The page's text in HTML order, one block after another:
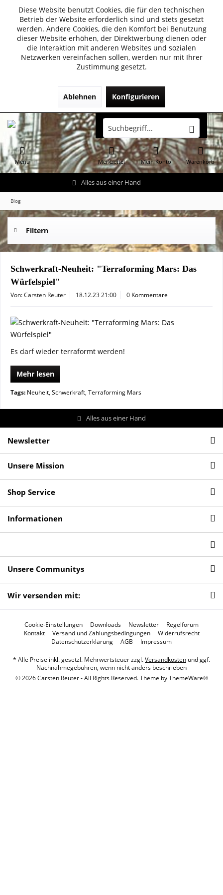
Diese Website benutzt Cookies, die für den technischen
Betrieb der Website erforderlich sind und stets gesetzt
werden. Andere Cookies, die den Komfort bei Benutzung
dieser Website erhöhen, der Direktwerbung dienen oder
die Interaktion mit anderen Websites und sozialen
Netzwerken vereinfachen sollen, werden nur mit Ihrer
Zustimmung gesetzt.
Ablehnen Konfigurieren
Alles aus einer Hand
Menü Warenkorb
Merkzettel Mein Konto
Blog
Filtern
Schwerkraft-Neuheit: "Terraforming Mars: Das
Würfelspiel"
Von: Carsten Reuter 18.12.23 21:00 0 Kommentare
Es darf wieder terraformt werden!
Mehr lesen
Tags: Neuheit, Schwerkraft, Terraforming Mars
Alles aus einer Hand
Newsletter
Unsere Mission
Shop Service
Informationen
Unsere Communitys
Wir versenden mit:
Cookie-Einstellungen Downloads Newsletter
Regelforum
Kontakt
Versand und Zahlungsbedingungen
Widerrufsrecht
Datenschutzerklärung
AGB Impressum
* Alle Preise inkl. gesetzl. Mehrwertsteuer zzgl.Versandkosten und ggf.
Nachnahmegebühren, wenn nicht anders beschrieben
© 2026 Carsten Reuter - All Rights Reserved. Theme byThemeWare®